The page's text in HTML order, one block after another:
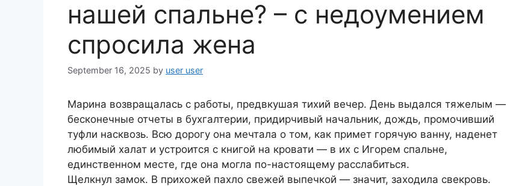
нашей спальне? – с недоумением
спросила жена
September 16, 2025 by user user
Марина возвращалась с работы, предвкушая тихий вечер. День выдался тяжелым —
бесконечные отчеты в бухгалтерии, придирчивый начальник, дождь, промочивший
туфли насквозь. Всю дорогу она мечтала о том, как примет горячую ванну, наденет
любимый халат и устроится с книгой на кровати — в их с Игорем спальне,
единственном месте, где она могла по-настоящему расслабиться.
Щелкнул замок. В прихожей пахло свежей выпечкой — значит, заходила свекровь.